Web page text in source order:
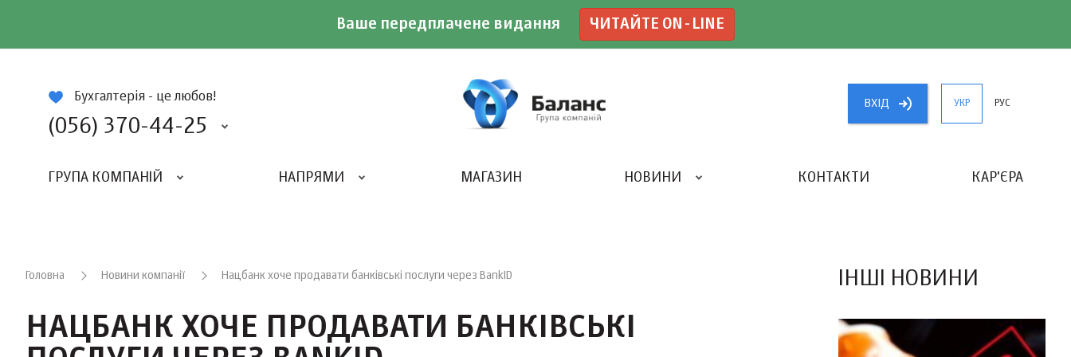
Ваше передплачене видання ЧИТАЙТЕ ON-LINE
Бухгалтерія - це любов!
(056) 370-44-25
ВХIД УКР РУС
ГРУПА КОМПАНІЙ НАПРЯМИ МАГАЗИН НОВИНИ КОНТАКТИ КАР'ЄРА
Головна Новини компанії Нацбанк хоче продавати банківські послуги через BankID
НАЦБАНК ХОЧЕ ПРОДАВАТИ БАНКІВСЬКІ
ІНШІ НОВИНИ